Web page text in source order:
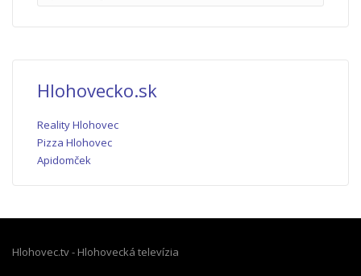
Hlohovecko.sk
Reality Hlohovec
Pizza Hlohovec
Apidomček
Hlohovec.tv - Hlohovecká televízia